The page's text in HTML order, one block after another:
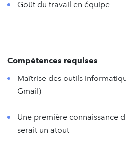
Goût du travail en équipe
Compétences requises
Maîtrise des outils
Gmail)
Une première connaissance
serait un atout